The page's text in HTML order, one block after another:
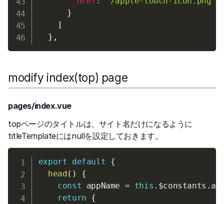
}
]
} ,
modify index(top) page
pages/index.vue
topページのタイトルは、サイト名だけになるように
titleTemplateにはnullを設定しておきます。
export default
{
head( )
{
const appName = this . $constants .
return {